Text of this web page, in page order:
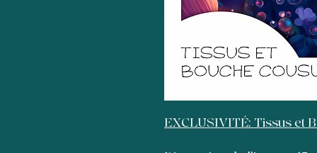
EXCLUSIVITÉ: Tissus et